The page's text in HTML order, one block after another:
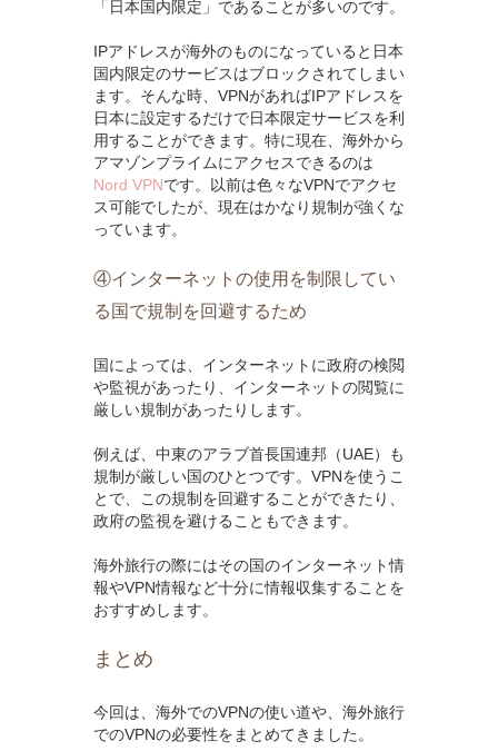
「日本国内限定」であることが多いのです。
IPアドレスが海外のものになっていると日本
国内限定のサービスはブロックされてしまい
ます。そんな時、VPNがあればIPアドレスを
日本に設定するだけで日本限定サービスを利
用することができます。特に現在、海外から
アマゾンプライムにアクセスできるのは
Nord VPNです。以前は色々なVPNでアクセ
ス可能でしたが、現在はかなり規制が強くな
っています。
④インターネットの使用を制限してい
る国で規制を回避するため
国によっては、インターネットに政府の検閲
や監視があったり、インターネットの閲覧に
厳しい規制があったりします。
例えば、中東のアラブ首長国連邦（UAE）も
規制が厳しい国のひとつです。VPNを使うこ
とで、この規制を回避することができたり、
政府の監視を避けることもできます。
海外旅行の際にはその国のインターネット情
報やVPN情報など十分に情報収集することを
おすすめします。
まとめ
今回は、海外でのVPNの使い道や、海外旅行
でのVPNの必要性をまとめてきました。